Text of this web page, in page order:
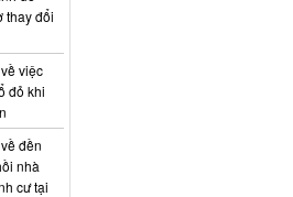
thay đổi
việc
đỏ khi
đền
nhà
cư tại